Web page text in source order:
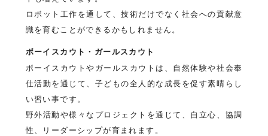
ロボット工作を通して、技術だけでなく社会への貢献意
識を育むことができるかもしれません。
ボーイスカウト・ガールスカウト
ボーイスカウトやガールスカウトは、自然体験や社会奉
仕活動を通じて、子どもの全人的な成長を促す素晴らし
い習い事です。
野外活動や様々なプロジェクトを通じて、自立心、協調
性、リーダーシップが育まれます。